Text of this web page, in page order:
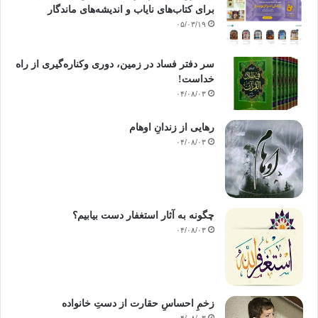
————————————————-
تألیف : بهنام سلیمی
انتشارات : نشر احسان 82
شخصیتگرایی خودخواهی حدس گمان آفت
کپی آدرس
برای کتاب‌های نایاب و اندیشه‌های ماندگار
۰۵/۰۳/۱۹
سر دفتر فساد در زمین‌، دوری وکناره‌گیری از راه
خداست‌!
۰۴/۰۸/۰۳
رهایی از زندانِ اوهام
۰۴/۰۸/۰۳
چگونه به آثار استغفار دست بیابیم؟
۰۴/۰۸/۰۳
زخمِ احساسِ حقارت از دستِ خانواده